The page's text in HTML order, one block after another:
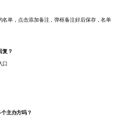
单，点击添加备注，弹框备注好后保存，名单
复？
口
主办方吗？